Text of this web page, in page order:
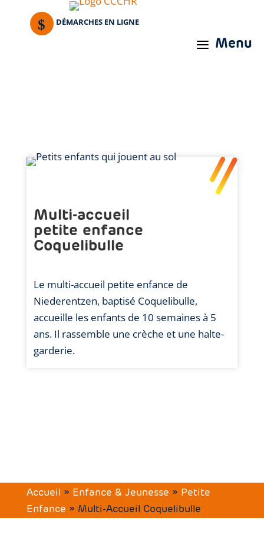
DÉMARCHES EN LIGNE
a Menu
Multi-accueil
petite enfance
Coquelibulle
Le multi-accueil petite enfance de
Niederentzen, baptisé Coquelibulle,
accueille les enfants de 10 semaines à 5
ans. Il rassemble une crèche et une halte-
garderie.
Accueil » Enfance & Jeunesse » Petite
Enfance » Multi-Accueil Coquelibulle